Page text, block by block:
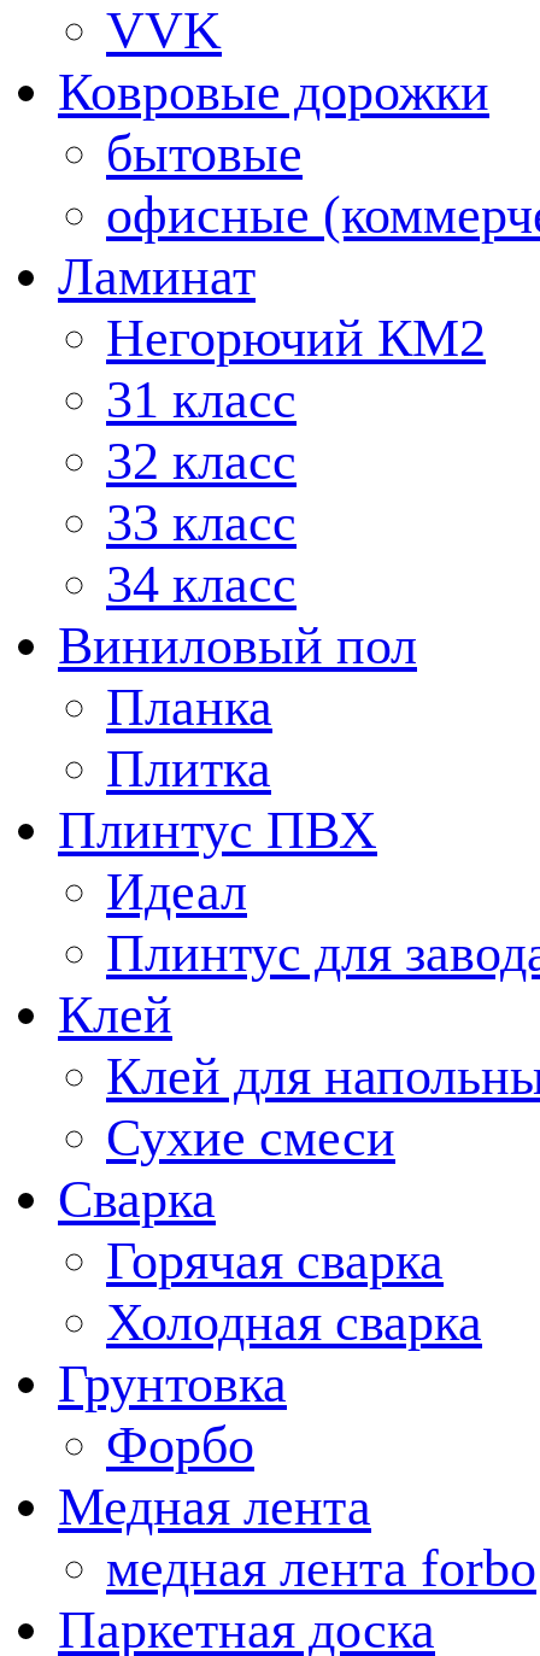
VVK
Ковровые дорожки
бытовые
офисные
Ламинат
Негорючий КМ2
31 класс
32 класс
33 класс
34 класс
Виниловый пол
Планка
Плитка
Плинтус ПВХ
Идеал
Плинтус для
Клей
Клей для
Сухие смеси
Сварка
Горячая сварка
Холодная сварка
Грунтовка
Форбо
Медная лента
медная лента forbo
Паркетная доска